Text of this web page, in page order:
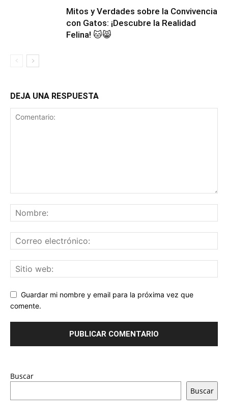
Mitos y Verdades sobre la Convivencia
con Gatos: ¡Descubre la Realidad
Felina! 🐱😸
DEJA UNA RESPUESTA
Guardar mi nombre y email para la próxima vez que
comente.
Buscar
Buscar